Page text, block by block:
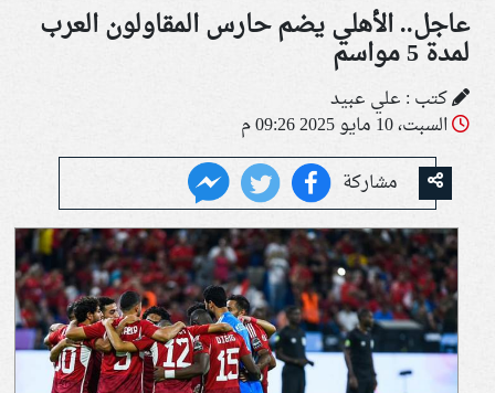
عاجل.. الأهلي يضم حارس المقاولون العرب
لمدة 5 مواسم
كتب : علي عبيد
السبت، 10 مايو 2025 09:26 م
مشاركة